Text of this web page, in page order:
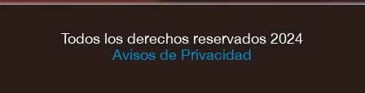
Todos los derechos reservados 2024
Avisos de Privacidad